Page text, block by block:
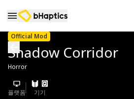
Official Mod
Shadow Corridor
Horror
플랫폼 기기